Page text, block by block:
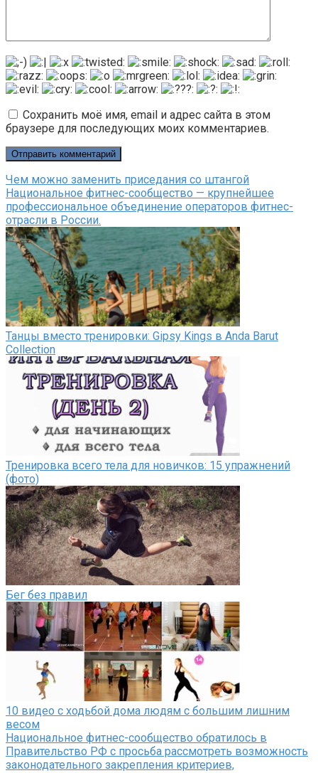
Сохранить моё имя, email и адрес сайта в этом
браузере для последующих моих комментариев.
Чем можно заменить приседания со штангой
Национальное фитнес-сообщество — крупнейшее
профессиональное объединение операторов фитнес-
отрасли в России.
Танцы вместо тренировки: Gipsy Kings в Anda Barut
Collection
Тренировка всего тела для новичков: 15 упражнений
(фото)
Бег без правил
10 видео с ходьбой дома людям с большим лишним
весом
Национальное фитнес-сообщество обратилось в
Правительство РФ с просьба рассмотреть возможность
законодательного закрепления критериев,